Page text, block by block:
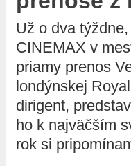
Už o dva
CINEMAX v
priamy prenos
londýnskej
dirigent,
ho k najväčším
rok si